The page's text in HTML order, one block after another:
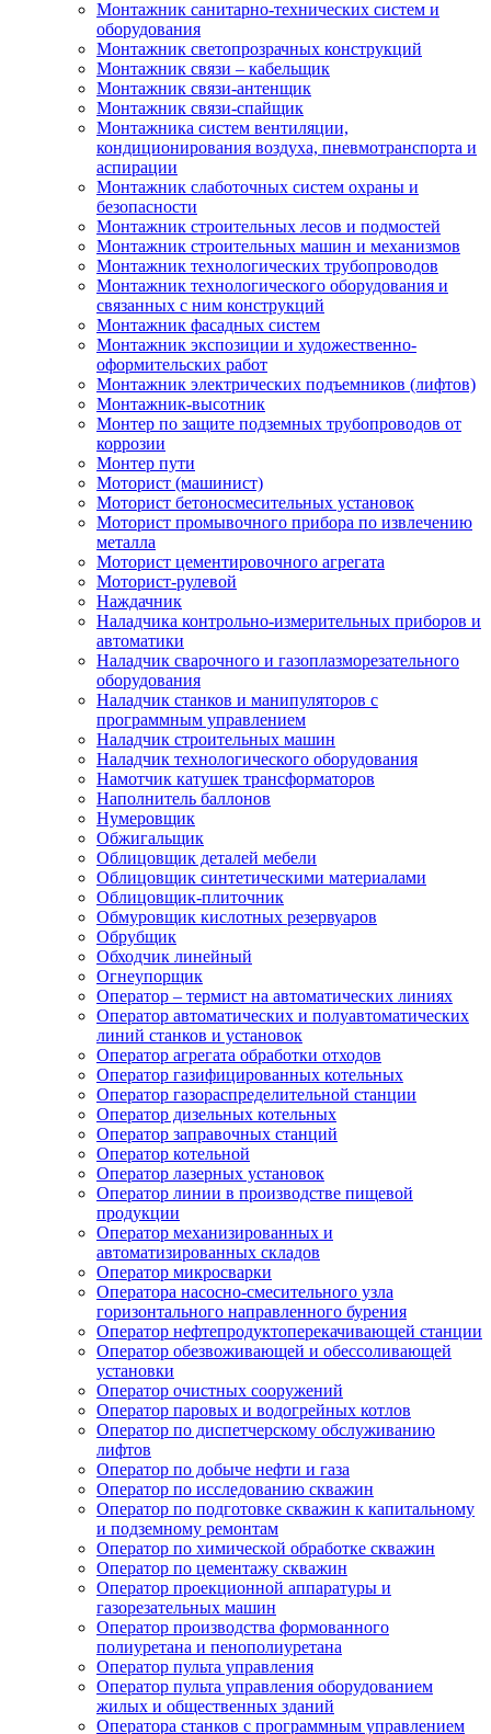
Монтажник санитарно-технических систем и
оборудования
Монтажник светопрозрачных конструкций
Монтажник связи – кабельщик
Монтажник связи-антенщик
Монтажник связи-спайщик
Монтажника систем вентиляции,
кондиционирования воздуха, пневмотранспорта и
аспирации
Монтажник слаботочных систем охраны и
безопасности
Монтажник строительных лесов и подмостей
Монтажник строительных машин и механизмов
Монтажник технологических трубопроводов
Монтажник технологического оборудования и
связанных с ним конструкций
Монтажник фасадных систем
Монтажник экспозиции и художественно-
оформительских работ
Монтажник электрических подъемников (лифтов)
Монтажник-высотник
Монтер по защите подземных трубопроводов от
коррозии
Монтер пути
Моторист (машинист)
Моторист бетоносмесительных установок
Моторист промывочного прибора по извлечению
металла
Моторист цементировочного агрегата
Моторист-рулевой
Наждачник
Наладчика контрольно-измерительных приборов и
автоматики
Наладчик сварочного и газоплазморезательного
оборудования
Наладчик станков и манипуляторов с
программным управлением
Наладчик строительных машин
Наладчик технологического оборудования
Намотчик катушек трансформаторов
Наполнитель баллонов
Нумеровщик
Обжигальщик
Облицовщик деталей мебели
Облицовщик синтетическими материалами
Облицовщик-плиточник
Обмуровщик кислотных резервуаров
Обрубщик
Обходчик линейный
Огнеупорщик
Оператор – термист на автоматических линиях
Оператор автоматических и полуавтоматических
линий станков и установок
Оператор агрегата обработки отходов
Оператор газифицированных котельных
Оператор газораспределительной станции
Оператор дизельных котельных
Оператор заправочных станций
Оператор котельной
Оператор лазерных установок
Оператор линии в производстве пищевой
продукции
Оператор механизированных и
автоматизированных складов
Оператор микросварки
Оператора насосно-смесительного узла
горизонтального направленного бурения
Оператор нефтепродуктоперекачивающей станции
Оператор обезвоживающей и обессоливающей
установки
Оператор очистных сооружений
Оператор паровых и водогрейных котлов
Оператор по диспетчерскому обслуживанию
лифтов
Оператор по добыче нефти и газа
Оператор по исследованию скважин
Оператор по подготовке скважин к капитальному
и подземному ремонтам
Оператор по химической обработке скважин
Оператор по цементажу скважин
Оператор проекционной аппаратуры и
газорезательных машин
Оператор производства формованного
полиуретана и пенополиуретана
Оператор пульта управления
Оператор пульта управления оборудованием
жилых и общественных зданий
Оператора станков с программным управлением